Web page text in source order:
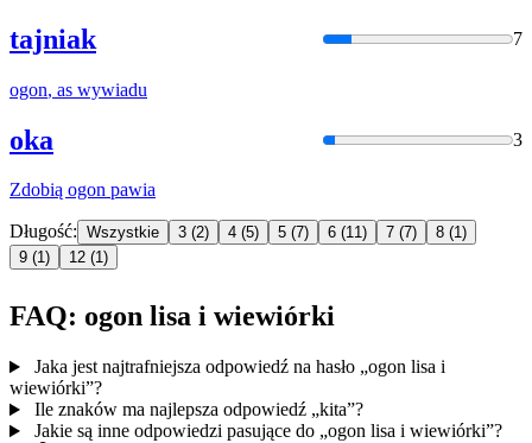
tajniak 7
ogon, as wywiadu
oka 3
Zdobią ogon pawia
Długość: Wszystkie 3 (2) 4 (5) 5 (7) 6 (11) 7 (7) 8 (1)
9 (1) 12 (1)
FAQ: ogon lisa i wiewiórki
Jaka jest najtrafniejsza odpowiedź na hasło „ogon lisa i
wiewiórki”?
Ile znaków ma najlepsza odpowiedź „kita”?
Jakie są inne odpowiedzi pasujące do „ogon lisa i wiewiórki”?